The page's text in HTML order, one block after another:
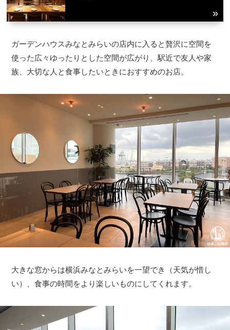
ガーデンハウスみなとみらいの店内に入ると贅沢に空間を
使った広々ゆったりとした空間が広がり、駅近で友人や家
族、大切な人と食事したいときにおすすめのお店。
大きな窓からは横浜みなとみらいを一望でき（天気が惜し
い）、食事の時間をより楽しいものにしてくれます。